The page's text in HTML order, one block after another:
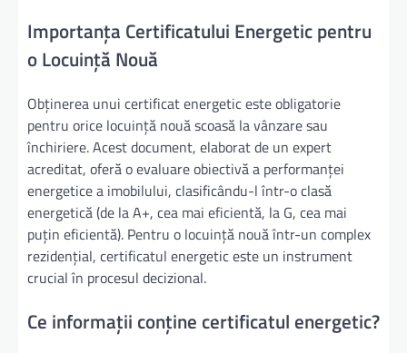
Importanța Certificatului Energetic pentru
o Locuință Nouă
Obținerea unui certificat energetic este obligatorie
pentru orice locuință nouă scoasă la vânzare sau
închiriere. Acest document, elaborat de un expert
acreditat, oferă o evaluare obiectivă a performanței
energetice a imobilului, clasificându-l într-o clasă
energetică (de la A+, cea mai eficientă, la G, cea mai
puțin eficientă). Pentru o locuință nouă într-un complex
rezidențial, certificatul energetic este un instrument
crucial în procesul decizional.
Ce informații conține certificatul energetic?